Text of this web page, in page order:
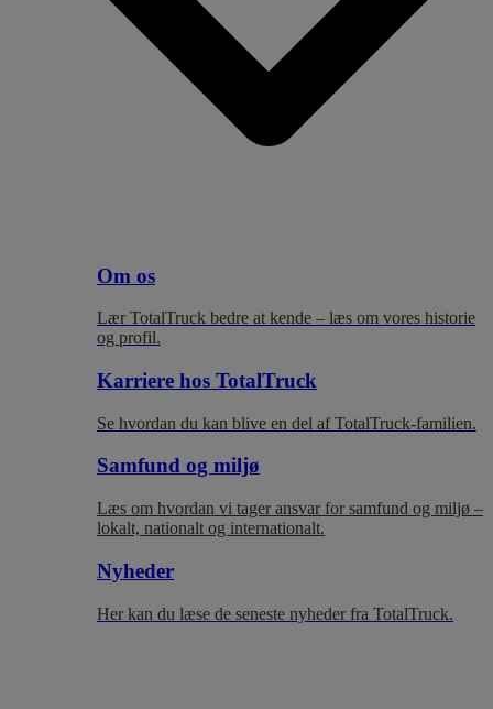
Om os
Lær TotalTruck bedre at kende – læs om vores historie
og profil.
Karriere hos TotalTruck
Se hvordan du kan blive en del af TotalTruck-familien.
Samfund og miljø
Læs om hvordan vi tager ansvar for samfund og miljø –
lokalt, nationalt og internationalt.
Nyheder
Her kan du læse de seneste nyheder fra TotalTruck.